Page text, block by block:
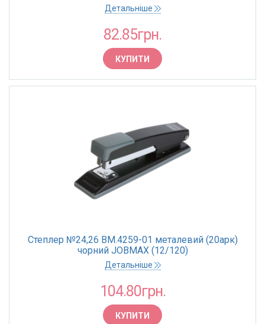
Детальніше
82.85грн.
КУПИТИ
Степлер №24,26 BM.4259-01 металевий (20арк)
чорний JOBMAX (12/120)
Детальніше
104.80грн.
КУПИТИ